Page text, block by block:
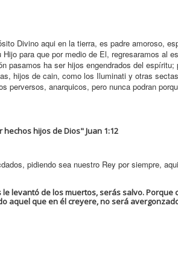
Divino aqui en la tierra, es padre amoroso,
para que por medio de El, regresaramos al
pasamos ha ser hijos engendrados del espíritu;
hijos de cain, como los Iluminati y otras
perversos, anarquicos, pero nunca podran
hijos de Dios" Juan 1:12
pidiendo sea nuestro Rey por siempre,
levantó de los muertos, serás salvo. Porque
aquel que en él creyere, no será